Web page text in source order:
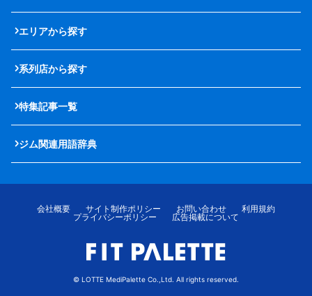
エリアから探す
系列店から探す
特集記事一覧
ジム関連用語辞典
会社概要 サイト制作ポリシー お問い合わせ
利用規約
プライバシーポリシー
広告掲載について
© LOTTE MediPalette Co.,Ltd. All rights reserved.